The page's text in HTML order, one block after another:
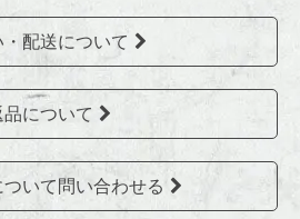
配送について
品について
ついて問い合わせる